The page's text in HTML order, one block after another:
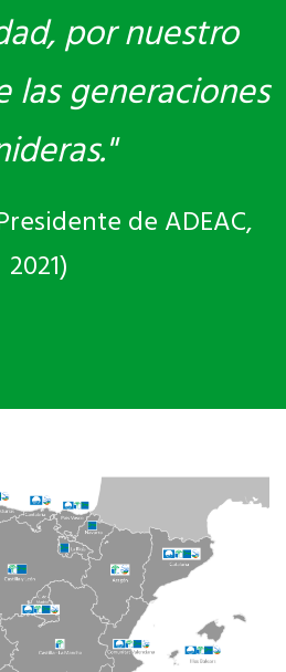
por nuestro
generaciones
de ADEAC,
2021)